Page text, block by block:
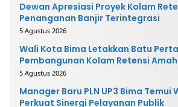
Dewan Apresiasi Proyek Kolam
Penanganan Banjir Terintegrasi
5 Agustus 2026
Wali Kota Bima Letakkan Batu
Pembangunan Kolam Retensi
5 Agustus 2026
Manager Baru PLN UP3 Bima Temui
Perkuat Sinergi Pelayanan Publik